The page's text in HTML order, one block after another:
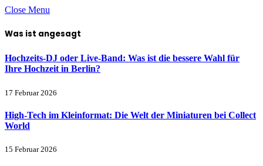
Close Menu
Was ist angesagt
Hochzeits-DJ oder Live-Band: Was ist die bessere Wahl für
Ihre Hochzeit in Berlin?
17 Februar 2026
High-Tech im Kleinformat: Die Welt der Miniaturen bei Collect
World
15 Februar 2026